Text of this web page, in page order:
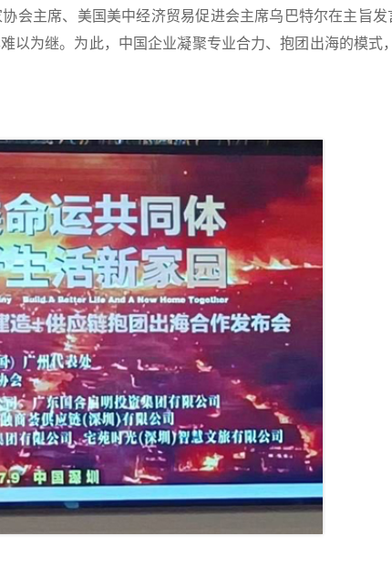
会主席、美国美中经济贸易促进会主席乌巴特尔在主旨发
为继。为此，中国企业凝聚专业合力、抱团出海的模式